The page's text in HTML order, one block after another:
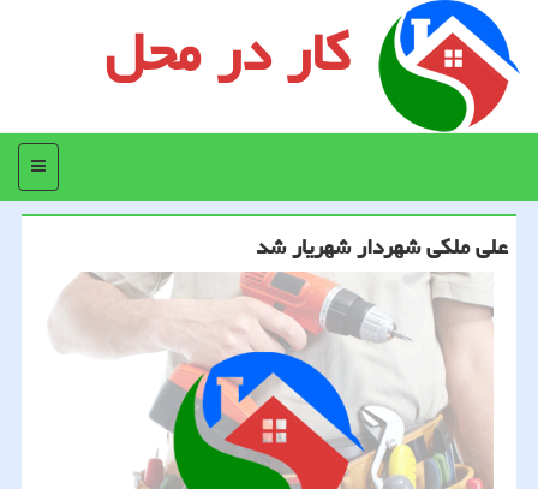
کار در محل
منو
علی ملكی شهردار شهریار شد